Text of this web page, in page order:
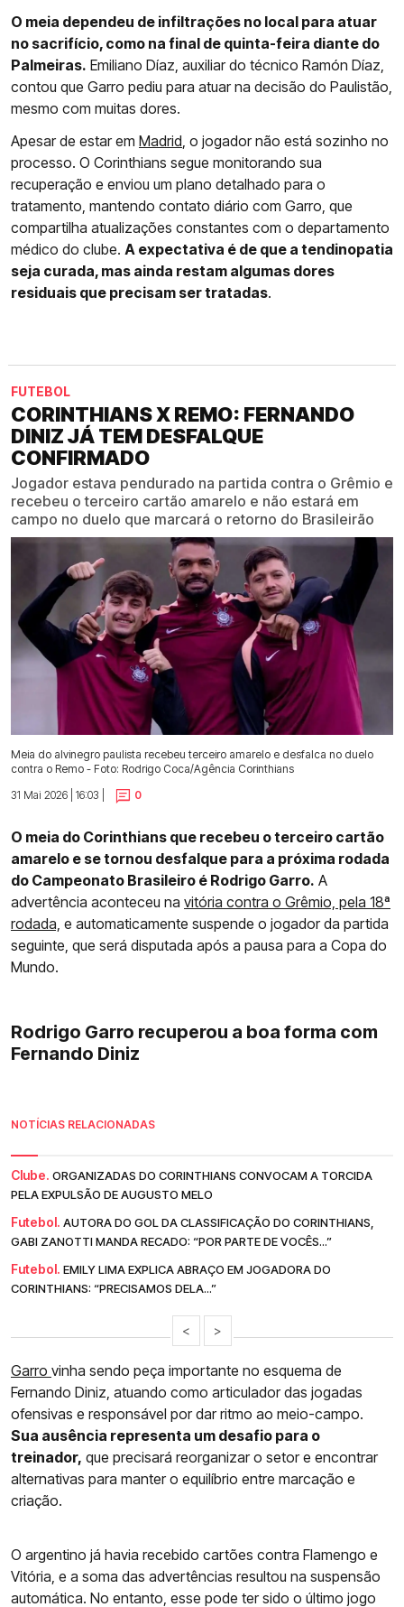
O meia dependeu de infiltrações no local para atuar
no sacrifício, como na final de quinta-feira diante do
Palmeiras. Emiliano Díaz, auxiliar do técnico Ramón Díaz,
contou que Garro pediu para atuar na decisão do Paulistão,
mesmo com muitas dores.
Apesar de estar em Madrid, o jogador não está sozinho no
processo. O Corinthians segue monitorando sua
recuperação e enviou um plano detalhado para o
tratamento, mantendo contato diário com Garro, que
compartilha atualizações constantes com o departamento
médico do clube. A expectativa é de que a tendinopatia
seja curada, mas ainda restam algumas dores
residuais que precisam ser tratadas.
FUTEBOL
CORINTHIANS X REMO: FERNANDO
DINIZ JÁ TEM DESFALQUE
CONFIRMADO
Jogador estava pendurado na partida contra o Grêmio e
recebeu o terceiro cartão amarelo e não estará em
campo no duelo que marcará o retorno do Brasileirão
Meia do alvinegro paulista recebeu terceiro amarelo e desfalca no duelo
contra o Remo - Foto: Rodrigo Coca/Agência Corinthians
31 Mai 2026 | 16:03 |
0
O meia do Corinthians que recebeu o terceiro cartão
amarelo e se tornou desfalque para a próxima rodada
do Campeonato Brasileiro é Rodrigo Garro. A
advertência aconteceu na vitória contra o Grêmio, pela 18ª
rodada, e automaticamente suspende o jogador da partida
seguinte, que será disputada após a pausa para a Copa do
Mundo.
Rodrigo Garro recuperou a boa forma com
Fernando Diniz
NOTÍCIAS RELACIONADAS
Clube. ORGANIZADAS DO CORINTHIANS CONVOCAM A TORCIDA
PELA EXPULSÃO DE AUGUSTO MELO
Futebol. AUTORA DO GOL DA CLASSIFICAÇÃO DO CORINTHIANS,
GABI ZANOTTI MANDA RECADO: “POR PARTE DE VOCÊS...”
Futebol. EMILY LIMA EXPLICA ABRAÇO EM JOGADORA DO
CORINTHIANS: “PRECISAMOS DELA...”
< >
Garro vinha sendo peça importante no esquema de
Fernando Diniz, atuando como articulador das jogadas
ofensivas e responsável por dar ritmo ao meio-campo.
Sua ausência representa um desafio para o
treinador, que precisará reorganizar o setor e encontrar
alternativas para manter o equilíbrio entre marcação e
criação.
O argentino já havia recebido cartões contra Flamengo e
Vitória, e a soma das advertências resultou na suspensão
automática. No entanto, esse pode ter sido o último jogo